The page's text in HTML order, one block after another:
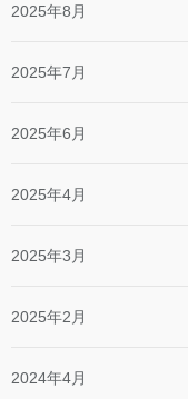
2025年8月
2025年7月
2025年6月
2025年4月
2025年3月
2025年2月
2024年4月